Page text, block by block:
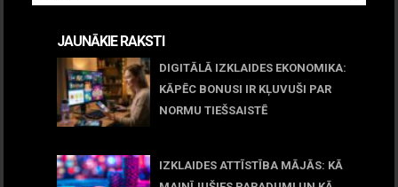
JAUNĀKIE RAKSTI
DIGITĀLĀ IZKLAIDES EKONOMIKA:
KĀPĒC BONUSI IR KĻUVUŠI PAR
NORMU TIEŠSAISTĒ
IZKLAIDES ATTĪSTĪBA MĀJĀS: KĀ